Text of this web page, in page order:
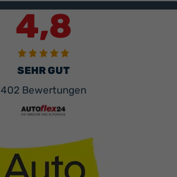
4,8
SEHR GUT
402 Bewertungen